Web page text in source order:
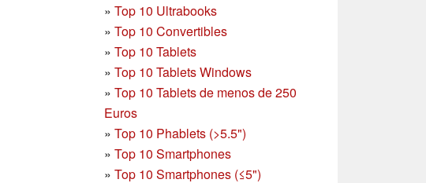
» Top 10 Ultrabooks
» Top 10 Convertibles
» Top 10 Tablets
» Top 10 Tablets Windows
» Top 10 Tablets de menos de 250
Euros
» Top 10 Phablets (>5.5")
» Top 10 Smartphones
» Top 10 Smartphones (≤5")